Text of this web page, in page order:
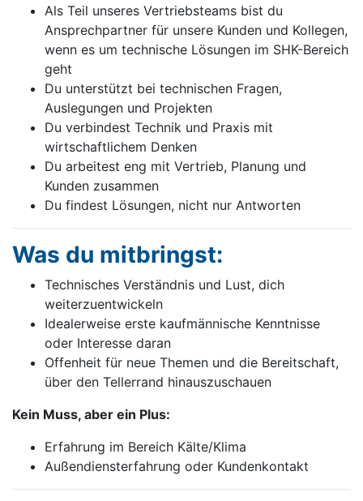
Als Teil unseres Vertriebsteams bist du
Ansprechpartner für unsere Kunden und Kollegen,
wenn es um technische Lösungen im SHK-Bereich
geht
Du unterstützt bei technischen Fragen,
Auslegungen und Projekten
Du verbindest Technik und Praxis mit
wirtschaftlichem Denken
Du arbeitest eng mit Vertrieb, Planung und
Kunden zusammen
Du findest Lösungen, nicht nur Antworten
Was du mitbringst:
Technisches Verständnis und Lust, dich
weiterzuentwickeln
Idealerweise erste kaufmännische Kenntnisse
oder Interesse daran
Offenheit für neue Themen und die Bereitschaft,
über den Tellerrand hinauszuschauen
Kein Muss, aber ein Plus:
Erfahrung im Bereich Kälte/Klima
Außendiensterfahrung oder Kundenkontakt